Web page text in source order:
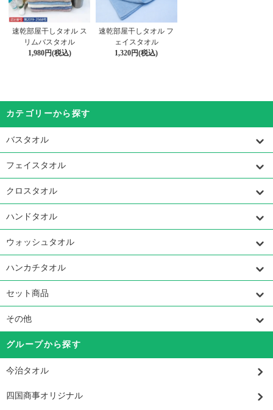
速乾部屋干しタオル ス
リムバスタオル
1,980円(税込)
速乾部屋干しタオル フ
ェイスタオル
1,320円(税込)
カテゴリーから探す
バスタオル
フェイスタオル
クロスタオル
ハンドタオル
ウォッシュタオル
ハンカチタオル
セット商品
その他
グループから探す
今治タオル
四国商事オリジナル